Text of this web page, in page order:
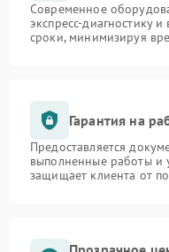
Современное
экспресс-диагностику
сроки, минимизируя
Гарантия на
Предоставляется
выполненные работы и
защищает клиента от